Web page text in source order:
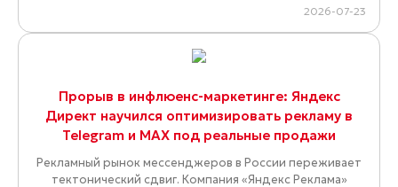
2026-07-23
Прорыв в инфлюенс-маркетинге: Яндекс
Директ научился оптимизировать рекламу в
Telegram и MAX под реальные продажи
Рекламный рынок мессенджеров в России переживает
тектонический сдвиг. Компания «Яндекс Реклама»